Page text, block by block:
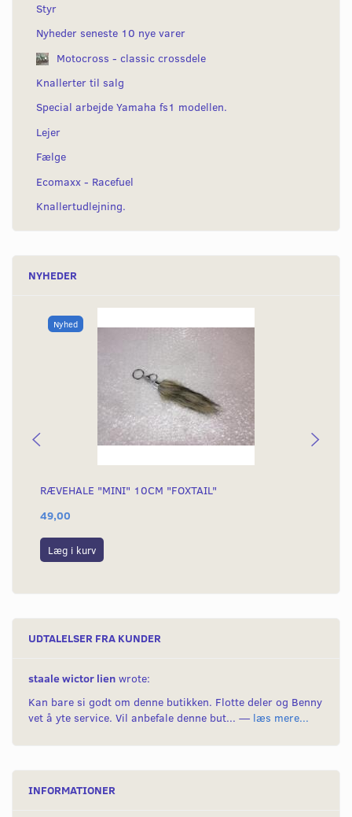
Styr
Nyheder seneste 10 nye varer
Motocross - classic crossdele
Knallerter til salg
Special arbejde Yamaha fs1 modellen.
Lejer
Fælge
Ecomaxx - Racefuel
Knallertudlejning.
NYHEDER
Nyhed
RÆVEHALE "MINI" 10CM "FOXTAIL"
49,00
Læg i kurv
UDTALELSER FRA KUNDER
staale wictor lien wrote:
Kan bare si godt om denne butikken. Flotte deler og Benny
vet å yte service. Vil anbefale denne but... — læs mere...
INFORMATIONER